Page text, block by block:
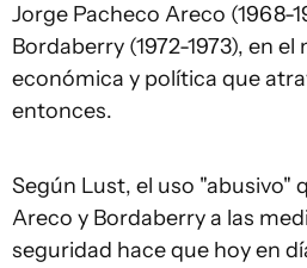
Jorge Pacheco Areco (1968-
Bordaberry (1972-1973), en
económica y política que
entonces.
Según Lust, el uso "abusivo"
Areco y Bordaberry a las
seguridad hace que hoy en